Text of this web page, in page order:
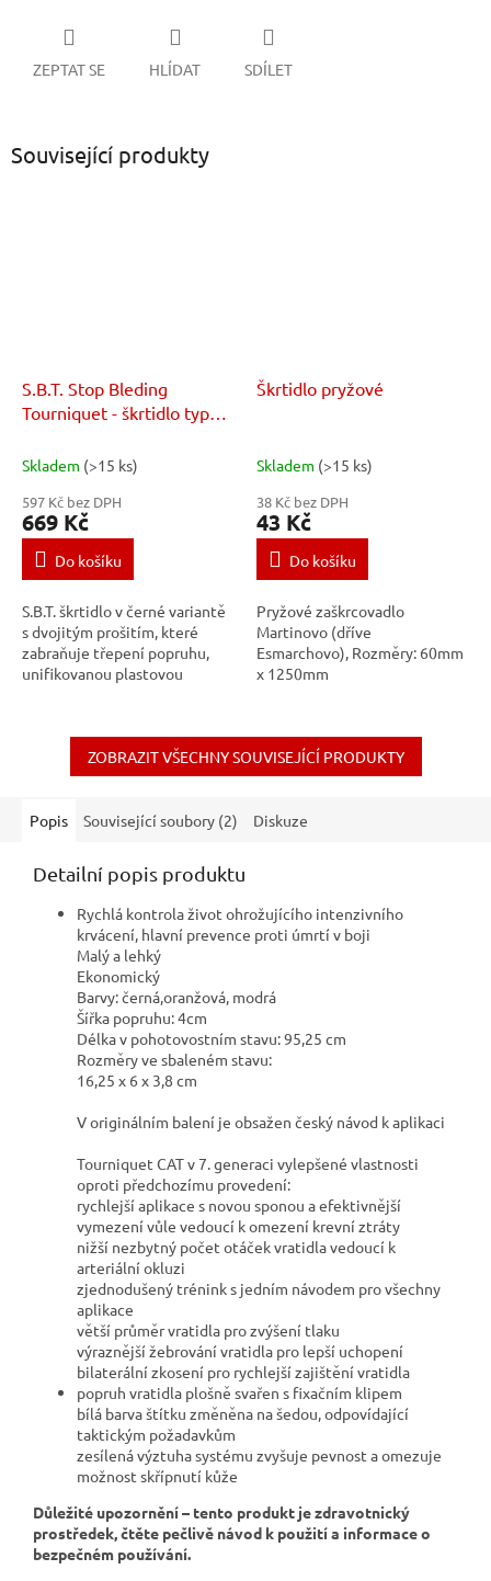
ZEPTAT SE HLÍDAT SDÍLET
Související produkty
S.B.T. Stop Bleding
Tourniquet - škrtidlo typu
Skladem (>15 ks)
597 Kč bez DPH
669 Kč
Do košíku
S.B.T. škrtidlo v černé variantě
s dvojitým prošitím, které
zabraňuje třepení popruhu,
unifikovanou plastovou
Škrtidlo pryžové
Skladem (>15 ks)
38 Kč bez DPH
43 Kč
Do košíku
Pryžové zaškrcovadlo
Martinovo (dříve
Esmarchovo), Rozměry: 60mm
x 1250mm
ZOBRAZIT VŠECHNY SOUVISEJÍCÍ PRODUKTY
Popis Související soubory (2) Diskuze
Detailní popis produktu
Rychlá kontrola život ohrožujícího intenzivního
krvácení, hlavní prevence proti úmrtí v boji
Malý a lehký
Ekonomický
Barvy: černá,oranžová, modrá
Šířka popruhu: 4cm
Délka v pohotovostním stavu: 95,25 cm
Rozměry ve sbaleném stavu:
16,25 x 6 x 3,8 cm
V originálním balení je obsažen český návod k aplikaci
Tourniquet CAT v 7. generaci vylepšené vlastnosti
oproti předchozímu provedení:
rychlejší aplikace s novou sponou a efektivnější
vymezení vůle vedoucí k omezení krevní ztráty
nižší nezbytný počet otáček vratidla vedoucí k
arteriální okluzi
zjednodušený trénink s jedním návodem pro všechny
aplikace
větší průměr vratidla pro zvýšení tlaku
výraznější žebrování vratidla pro lepší uchopení
bilaterální zkosení pro rychlejší zajištění vratidla
popruh vratidla plošně svařen s fixačním klipem
bílá barva štítku změněna na šedou, odpovídající
taktickým požadavkům
zesílená výztuha systému zvyšuje pevnost a omezuje
možnost skřípnutí kůže
Důležité upozornění – tento produkt je zdravotnický
prostředek, čtěte pečlivě návod k použití a informace o
bezpečném používání.